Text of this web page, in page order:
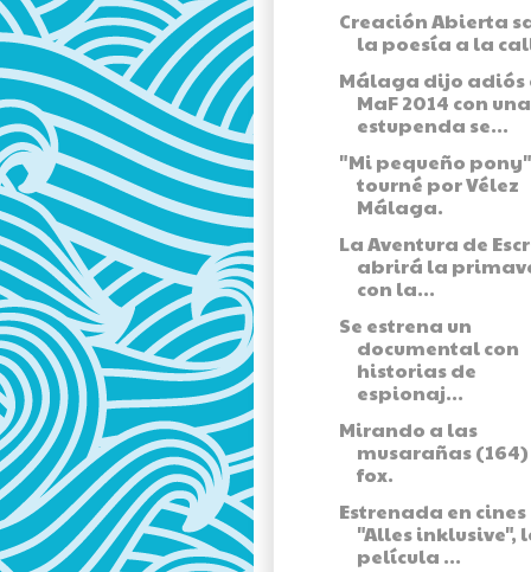
Creación Abierta
la poesía a la
Málaga dijo adiós
MaF 2014 con una
estupenda se...
"Mi pequeño
tourné por Vélez
Málaga.
La Aventura de
abrirá la
con la...
Se estrena un
documental con
historias de
espionaj...
Mirando a las
musarañas (164)
fox.
Estrenada en cines
"Alles inklusive",
película ...